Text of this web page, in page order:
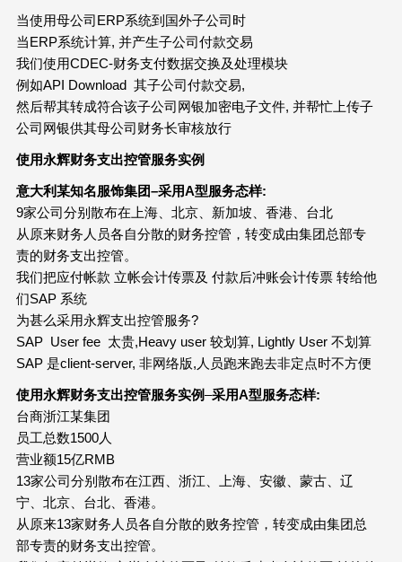
当使用母公司ERP系统到国外子公司时
当ERP系统计算, 并产生子公司付款交易
我们使用CDEC-财务支付数据交换及处理模块
例如API Download 其子公司付款交易,
然后帮其转成符合该子公司网银加密电子文件, 并帮忙上传子
公司网银供其母公司财务长审核放行
使用永辉财务支出控管服务实例
意大利某知名服饰集团–采用A型服务态样:
9家公司分别散布在上海、北京、新加坡、香港、台北
从原来财务人员各自分散的财务控管，转变成由集团总部专
责的财务支出控管。
我们把应付帐款 立帐会计传票及 付款后冲账会计传票 转给他
们SAP 系统
为甚么采用永辉支出控管服务?
SAP User fee 太贵,Heavy user 较划算, Lightly User 不划算
SAP 是client-server, 非网络版,人员跑来跑去非定点时不方便
使用永辉财务支出控管服务实例–采用A型服务态样:
台商浙江某集团
员工总数1500人
营业额15亿RMB
13家公司分别散布在江西、浙江、上海、安徽、蒙古、辽
宁、北京、台北、香港。
从原来13家财务人员各自分散的败务控管，转变成由集团总
部专责的财务支出控管。